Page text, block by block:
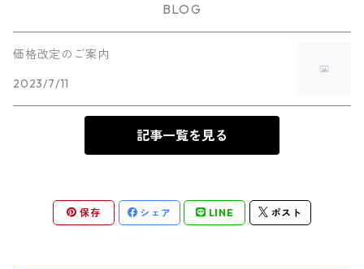
worC-001-Black
worC-002-White
worC-003
BLOG
価格改定のご案内
2023/7/11
記事一覧を見る
保存 シェア LINE ポスト